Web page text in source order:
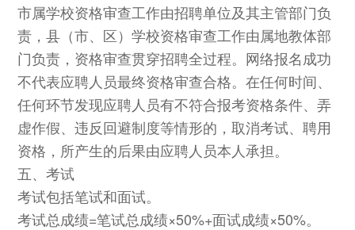
市属学校资格审查工作由招聘单位及其主管部门负
责，县（市、区）学校资格审查工作由属地教体部
门负责，资格审查贯穿招聘全过程。网络报名成功
不代表应聘人员最终资格审查合格。在任何时间、
任何环节发现应聘人员有不符合报考资格条件、弄
虚作假、违反回避制度等情形的，取消考试、聘用
资格，所产生的后果由应聘人员本人承担。
五、考试
考试包括笔试和面试。
考试总成绩=笔试总成绩×50%+面试成绩×50%。